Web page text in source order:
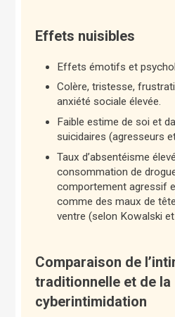
Effets nuisibles
Effets émotifs et
Colère, tristesse,
anxiété sociale élevée.
Faible estime de soi et
suicidaires (agresseurs
Taux d’absentéisme
consommation de
comportement agressif
comme des maux de
ventre (selon Kowalski
Comparaison de
traditionnelle et de la
cyberintimidation